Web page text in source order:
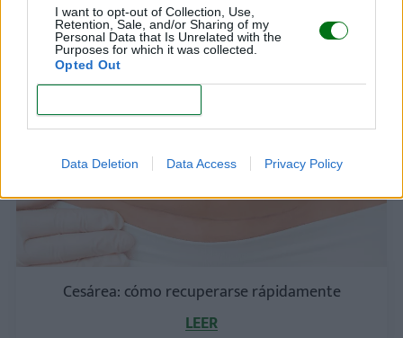
I want to opt-out of Collection, Use,
Retention, Sale, and/or Sharing of my
Personal Data that Is Unrelated with the
Purposes for which it was collected.
Opted Out
Data Deletion Data Access Privacy Policy
LEER
Cesárea: cómo recuperarse rápidamente
LEER